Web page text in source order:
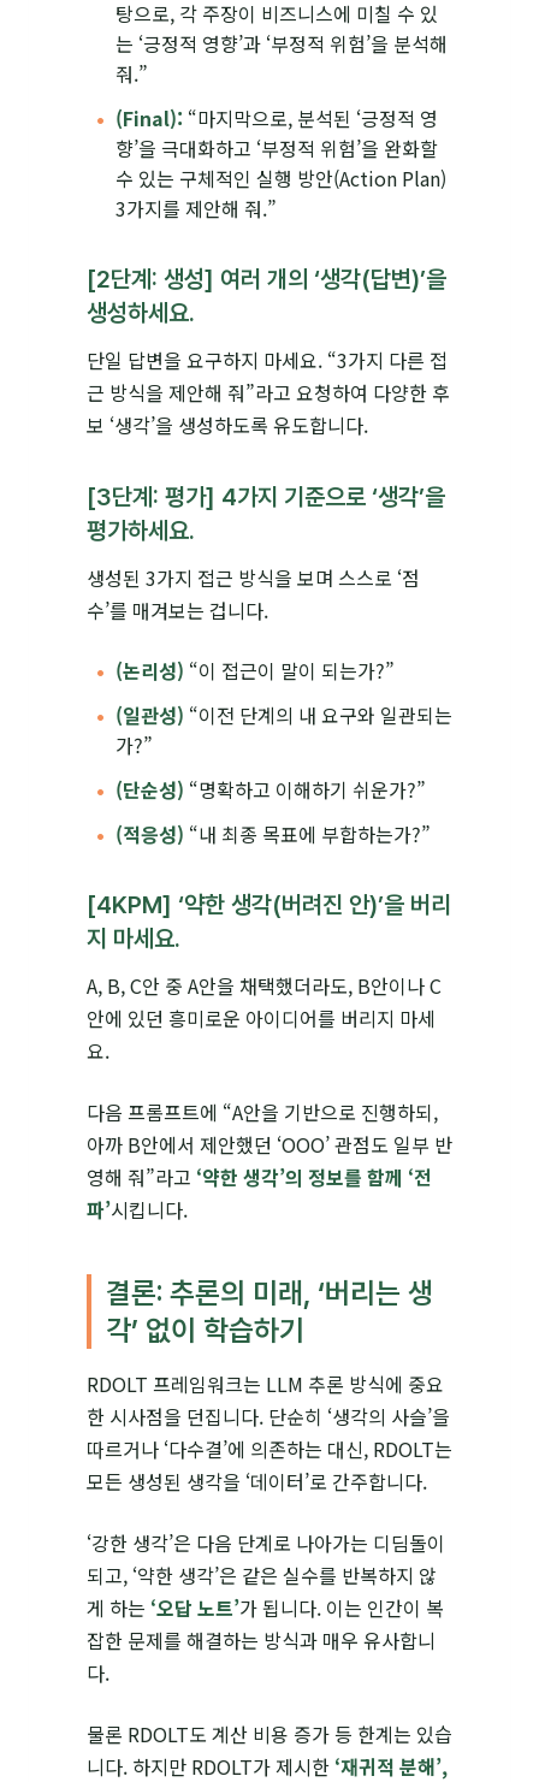
탕으로, 각 주장이 비즈니스에 미칠 수 있
는 ‘긍정적 영향’과 ‘부정적 위험’을 분석해
줘.”
(Final): “마지막으로, 분석된 ‘긍정적 영
향’을 극대화하고 ‘부정적 위험’을 완화할
수 있는 구체적인 실행 방안(Action Plan)
3가지를 제안해 줘.”
[2단계: 생성] 여러 개의 ‘생각(답변)’을
생성하세요.
단일 답변을 요구하지 마세요. “3가지 다른 접
근 방식을 제안해 줘”라고 요청하여 다양한 후
보 ‘생각’을 생성하도록 유도합니다.
[3단계: 평가] 4가지 기준으로 ‘생각’을
평가하세요.
생성된 3가지 접근 방식을 보며 스스로 ‘점
수’를 매겨보는 겁니다.
(논리성) “이 접근이 말이 되는가?”
(일관성) “이전 단계의 내 요구와 일관되는
가?”
(단순성) “명확하고 이해하기 쉬운가?”
(적응성) “내 최종 목표에 부합하는가?”
[4KPM] ‘약한 생각(버려진 안)’을 버리
지 마세요.
A, B, C안 중 A안을 채택했더라도, B안이나 C
안에 있던 흥미로운 아이디어를 버리지 마세
요.
다음 프롬프트에 “A안을 기반으로 진행하되,
아까 B안에서 제안했던 ‘OOO’ 관점도 일부 반
영해 줘”라고 ‘약한 생각’의 정보를 함께 ‘전
파’시킵니다.
결론: 추론의 미래, ‘버리는 생
각’ 없이 학습하기
RDOLT 프레임워크는 LLM 추론 방식에 중요
한 시사점을 던집니다. 단순히 ‘생각의 사슬’을
따르거나 ‘다수결’에 의존하는 대신, RDOLT는
모든 생성된 생각을 ‘데이터’로 간주합니다.
‘강한 생각’은 다음 단계로 나아가는 디딤돌이
되고, ‘약한 생각’은 같은 실수를 반복하지 않
게 하는 ‘오답 노트’가 됩니다. 이는 인간이 복
잡한 문제를 해결하는 방식과 매우 유사합니
다.
물론 RDOLT도 계산 비용 증가 등 한계는 있습
니다. 하지만 RDOLT가 제시한 ‘재귀적 분해’,